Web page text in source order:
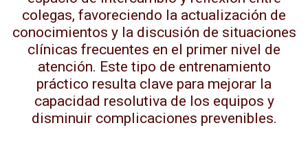
colegas, favoreciendo la actualización de
conocimientos y la discusión de situaciones
clínicas frecuentes en el primer nivel de
atención. Este tipo de entrenamiento
práctico resulta clave para mejorar la
capacidad resolutiva de los equipos y
disminuir complicaciones prevenibles.